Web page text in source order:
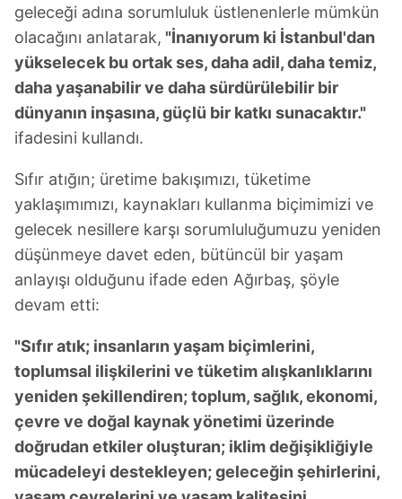
geleceği adına sorumluluk üstlenenlerle mümkün
olacağını anlatarak, "İnanıyorum ki İstanbul'dan
yükselecek bu ortak ses, daha adil, daha temiz,
daha yaşanabilir ve daha sürdürülebilir bir
dünyanın inşasına, güçlü bir katkı sunacaktır."
ifadesini kullandı.
Sıfır atığın; üretime bakışımızı, tüketime
yaklaşımımızı, kaynakları kullanma biçimimizi ve
gelecek nesillere karşı sorumluluğumuzu yeniden
düşünmeye davet eden, bütüncül bir yaşam
anlayışı olduğunu ifade eden Ağırbaş, şöyle
devam etti:
"Sıfır atık; insanların yaşam biçimlerini,
toplumsal ilişkilerini ve tüketim alışkanlıklarını
yeniden şekillendiren; toplum, sağlık, ekonomi,
çevre ve doğal kaynak yönetimi üzerinde
doğrudan etkiler oluşturan; iklim değişikliğiyle
mücadeleyi destekleyen; geleceğin şehirlerini,